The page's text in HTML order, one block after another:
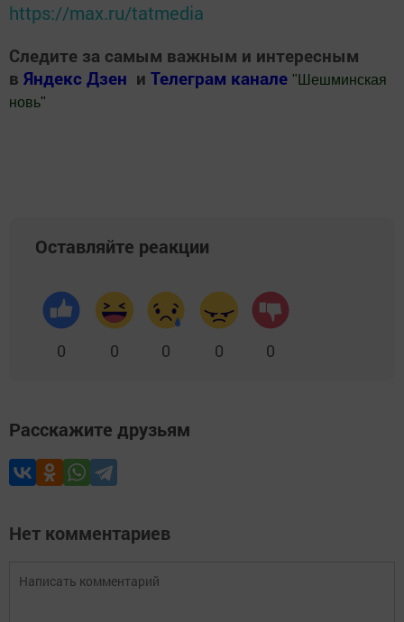
https://max.ru/tatmedia
Следите за самым важным и интересным
в Яндекс Дзен и Телеграм канале " Шешминская
новь"
Оставляйте реакции
0 0 0 0 0
Расскажите друзьям
Нет комментариев